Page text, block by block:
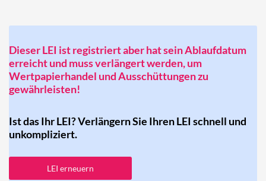
Dieser LEI ist registriert aber hat sein Ablaufdatum
erreicht und muss verlängert werden, um
Wertpapierhandel und Ausschüttungen zu
gewährleisten!
Ist das Ihr LEI? Verlängern Sie Ihren LEI schnell und
unkompliziert.
LEI erneuern